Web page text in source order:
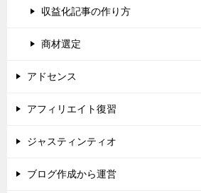
収益化記事の作り方
商材選定
アドセンス
アフィリエイト復習
ジャスティンティオ
ブログ作成から運営